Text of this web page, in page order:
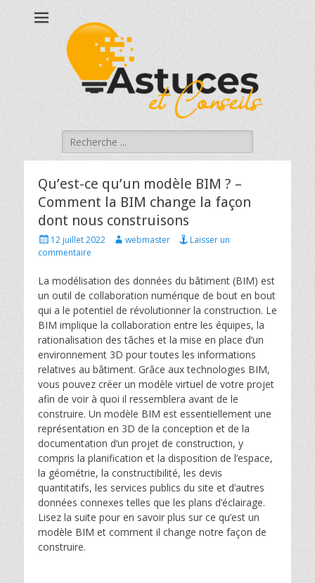
Astuces et conseils qui touchent à votre quotidien !
Rechercher :
Qu’est-ce qu’un modèle BIM ? –
Comment la BIM change la façon
dont nous construisons
Posted
on
12 juillet 2022 Author
webmaster
Laisser un
commentaire
La modélisation des données du bâtiment (BIM) est
un outil de collaboration numérique de bout en bout
qui a le potentiel de révolutionner la construction. Le
BIM implique la collaboration entre les équipes, la
rationalisation des tâches et la mise en place d’un
environnement 3D pour toutes les informations
relatives au bâtiment. Grâce aux technologies BIM,
vous pouvez créer un modèle virtuel de votre projet
afin de voir à quoi il ressemblera avant de le
construire. Un modèle BIM est essentiellement une
représentation en 3D de la conception et de la
documentation d’un projet de construction, y
compris la planification et la disposition de l’espace,
la géométrie, la constructibilité, les devis
quantitatifs, les services publics du site et d’autres
données connexes telles que les plans d’éclairage.
Lisez la suite pour en savoir plus sur ce qu’est un
modèle BIM et comment il change notre façon de
construire.